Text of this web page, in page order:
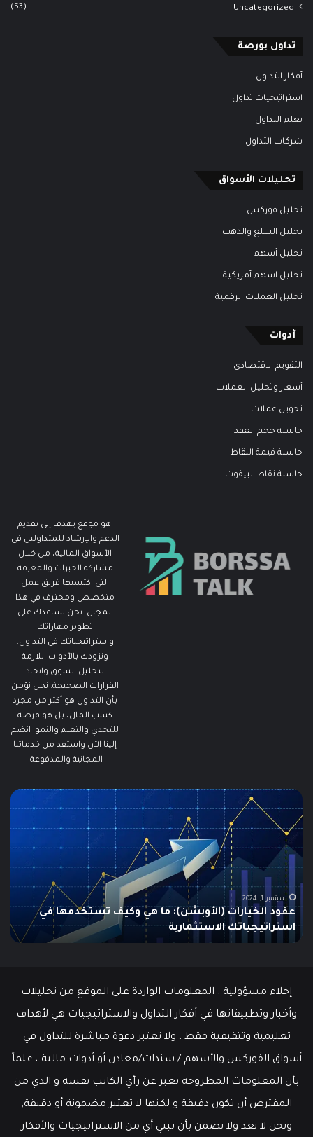
Uncategorized
(53)
تداول بورصة
أفكار التداول
استراتيجيات تداول
تعلم التداول
شركات التداول
تحليلات الأسواق
تحليل فوركس
تحليل السلع والذهب
تحليل أسهم
تحليل اسهم أمريكية
تحليل العملات الرقمية
أدوات
التقويم الاقتصادي
أسعار وتحليل العملات
تحويل عملات
حاسبة حجم العقد
حاسبة قيمة النقاط
حاسبة نقاط البيفوت
هو موقع يهدف إلى تقديم
الدعم والإرشاد للمتداولين في
الأسواق المالية، من خلال
مشاركة الخبرات والمعرفة
التي اكتسبها فريق عمل
متخصص ومحترف في هذا
المجال. نحن نساعدك على
تطوير مهاراتك
واستراتيجياتك في التداول،
ونزودك بالأدوات اللازمة
لتحليل السوق واتخاذ
القرارات الصحيحة. نحن نؤمن
بأن التداول هو أكثر من مجرد
كسب المال، بل هو فرصة
للتحدي والتعلم والنمو. انضم
إلينا الآن واستفد من خدماتنا
المجانية والمدفوعة.
مطالبات
البطالة
في
الولايات
المتحدة
تنخفض
إلى
أدنى
مستوى
منذ
مايو
عمل
سبتمبر 19, 2024
مطالبات البطالة في الولايات المتحدة تنخفض إلى أدنى
مستوى منذ مايو وسط سوق عمل قوي
إخلاء مسؤولية : المعلومات الواردة على الموقع من تحليلات
وأخبار وتطبيقاتها في أفكار التداول والاستراتيجيات هي لأهداف
تعليمية وتثقيفية فقط ، ولا تعتبر دعوة مباشرة للتداول في
أسواق الفوركس والأسهم / سندات/معادن أو أدوات مالية ، علماً
بأن المعلومات المطروحة تعبر عن رأي الكاتب نفسه و الذي من
المفترض أن تكون دقيقة و لكنها لا تعتبر مضمونة أو دقيقة,
ونحن لا نعد ولا نضمن بأن تبني أي من الاستراتيجيات والأفكار